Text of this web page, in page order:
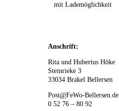
mit Lademöglichkeit
Anschrift:
Rita und Hubertus Höke
Steinrieke 3
33034 Brakel Bellersen
Post@FeWo-Bellersen.de
0 52 76 – 80 92